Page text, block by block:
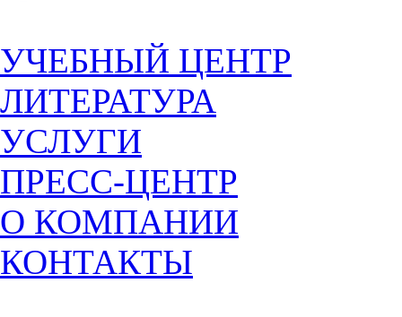
УЧЕБНЫЙ ЦЕНТР
ЛИТЕРАТУРА
УСЛУГИ
ПРЕСС-ЦЕНТР
О КОМПАНИИ
КОНТАКТЫ